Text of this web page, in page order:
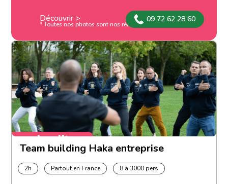
Découvrir >
* Toutes nos photos sont nos réalisations
09 72 62 28 60
Team building Haka entreprise
2h Partout en France 8 à 3000 pers